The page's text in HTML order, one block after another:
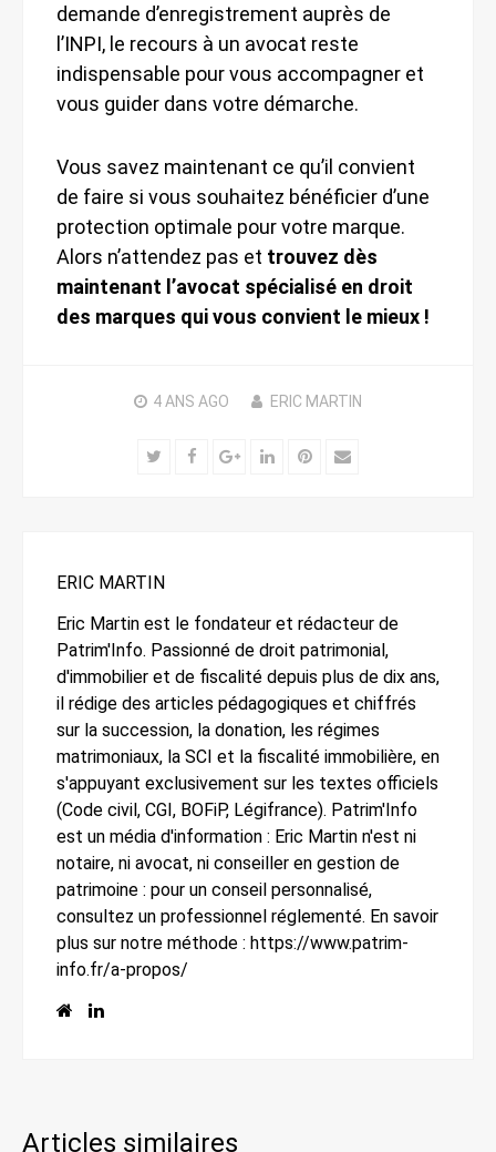
demande d’enregistrement auprès de
l’INPI, le recours à un avocat reste
indispensable pour vous accompagner et
vous guider dans votre démarche.
Vous savez maintenant ce qu’il convient
de faire si vous souhaitez bénéficier d’une
protection optimale pour votre marque.
Alors n’attendez pas et trouvez dès
maintenant l’avocat spécialisé en droit
des marques qui vous convient le mieux !
4 ANS AGO ERIC MARTIN
TwitterFacebookGoogle+
LinkedInPinterest
Email
ERIC MARTIN
Eric Martin est le fondateur et rédacteur de
Patrim'Info. Passionné de droit patrimonial,
d'immobilier et de fiscalité depuis plus de dix ans,
il rédige des articles pédagogiques et chiffrés
sur la succession, la donation, les régimes
matrimoniaux, la SCI et la fiscalité immobilière, en
s'appuyant exclusivement sur les textes officiels
(Code civil, CGI, BOFiP, Légifrance). Patrim'Info
est un média d'information : Eric Martin n'est ni
notaire, ni avocat, ni conseiller en gestion de
patrimoine : pour un conseil personnalisé,
consultez un professionnel réglementé. En savoir
plus sur notre méthode : https://www.patrim-
info.fr/a-propos/
Articles similaires